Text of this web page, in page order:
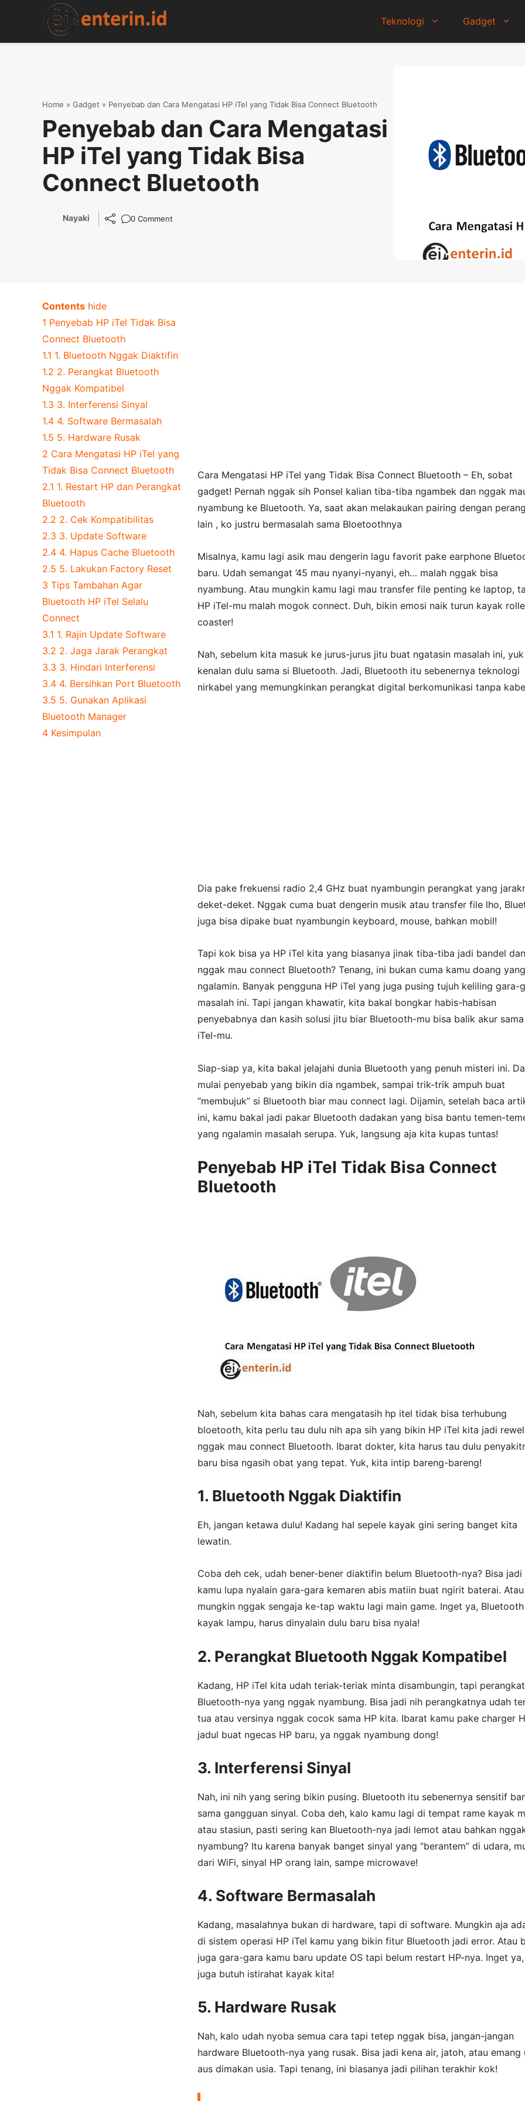
content
Teknologi Gadget
Home » Gadget » Penyebab dan Cara Mengatasi HP iTel yang Tidak Bisa Connect Bluetooth
Penyebab dan Cara Mengatasi
HP iTel yang Tidak Bisa
Connect Bluetooth
Nayaki 0 Comment
Cara Mengatasi HP iTel yang Tidak Bisa Connect Bluetooth – Eh, sobat
gadget! Pernah nggak sih Ponsel kalian tiba-tiba ngambek dan nggak
nyambung ke Bluetooth. Ya, saat akan melakaukan pairing dengan
lain , ko justru bermasalah sama Bloetoothnya
Misalnya, kamu lagi asik mau dengerin lagu favorit pake earphone
baru. Udah semangat ’45 mau nyanyi-nyanyi, eh… malah nggak bisa
nyambung. Atau mungkin kamu lagi mau transfer file penting ke laptop,
HP iTel-mu malah mogok connect. Duh, bikin emosi naik turun kayak
coaster!
Nah, sebelum kita masuk ke jurus-jurus jitu buat ngatasin masalah ini,
kenalan dulu sama si Bluetooth. Jadi, Bluetooth itu sebenernya teknologi
nirkabel yang memungkinkan perangkat digital berkomunikasi tanpa
Dia pake frekuensi radio 2,4 GHz buat nyambungin perangkat yang
deket-deket. Nggak cuma buat dengerin musik atau transfer file lho,
juga bisa dipake buat nyambungin keyboard, mouse, bahkan mobil!
Tapi kok bisa ya HP iTel kita yang biasanya jinak tiba-tiba jadi bandel dan
nggak mau connect Bluetooth? Tenang, ini bukan cuma kamu doang yang
ngalamin. Banyak pengguna HP iTel yang juga pusing tujuh keliling gara-
masalah ini. Tapi jangan khawatir, kita bakal bongkar habis-habisan
penyebabnya dan kasih solusi jitu biar Bluetooth-mu bisa balik akur
iTel-mu.
Siap-siap ya, kita bakal jelajahi dunia Bluetooth yang penuh misteri ini.
mulai penyebab yang bikin dia ngambek, sampai trik-trik ampuh buat
“membujuk” si Bluetooth biar mau connect lagi. Dijamin, setelah baca
ini, kamu bakal jadi pakar Bluetooth dadakan yang bisa bantu temen-
yang ngalamin masalah serupa. Yuk, langsung aja kita kupas tuntas!
Penyebab HP iTel Tidak Bisa Connect
Bluetooth
Nah, sebelum kita bahas cara mengatasih hp itel tidak bisa terhubung
bloetooth, kita perlu tau dulu nih apa sih yang bikin HP iTel kita jadi
nggak mau connect Bluetooth. Ibarat dokter, kita harus tau dulu
baru bisa ngasih obat yang tepat. Yuk, kita intip bareng-bareng!
1. Bluetooth Nggak Diaktifin
Eh, jangan ketawa dulu! Kadang hal sepele kayak gini sering banget kita
lewatin.
Coba deh cek, udah bener-bener diaktifin belum Bluetooth-nya? Bisa jadi
kamu lupa nyalain gara-gara kemaren abis matiin buat ngirit baterai. Atau
mungkin nggak sengaja ke-tap waktu lagi main game. Inget ya,
kayak lampu, harus dinyalain dulu baru bisa nyala!
2. Perangkat Bluetooth Nggak Kompatibel
Kadang, HP iTel kita udah teriak-teriak minta disambungin, tapi perangkat
Bluetooth-nya yang nggak nyambung. Bisa jadi nih perangkatnya udah
tua atau versinya nggak cocok sama HP kita. Ibarat kamu pake charger
jadul buat ngecas HP baru, ya nggak nyambung dong!
3. Interferensi Sinyal
Nah, ini nih yang sering bikin pusing. Bluetooth itu sebenernya sensitif
sama gangguan sinyal. Coba deh, kalo kamu lagi di tempat rame kayak
atau stasiun, pasti sering kan Bluetooth-nya jadi lemot atau bahkan
nyambung? Itu karena banyak banget sinyal yang “berantem” di udara,
dari WiFi, sinyal HP orang lain, sampe microwave!
4. Software Bermasalah
Kadang, masalahnya bukan di hardware, tapi di software. Mungkin aja
di sistem operasi HP iTel kamu yang bikin fitur Bluetooth jadi error. Atau
juga gara-gara kamu baru update OS tapi belum restart HP-nya. Inget
juga butuh istirahat kayak kita!
5. Hardware Rusak
Nah, kalo udah nyoba semua cara tapi tetep nggak bisa, jangan-jangan
hardware Bluetooth-nya yang rusak. Bisa jadi kena air, jatoh, atau emang
aus dimakan usia. Tapi tenang, ini biasanya jadi pilihan terakhir kok!
Contents hide
1 Penyebab HP iTel Tidak Bisa
Connect Bluetooth
1.1 1. Bluetooth Nggak Diaktifin
1.2 2. Perangkat Bluetooth
Nggak Kompatibel
1.3 3. Interferensi Sinyal
1.4 4. Software Bermasalah
1.5 5. Hardware Rusak
2 Cara Mengatasi HP iTel yang
Tidak Bisa Connect Bluetooth
2.1 1. Restart HP dan Perangkat
Bluetooth
2.2 2. Cek Kompatibilitas
2.3 3. Update Software
2.4 4. Hapus Cache Bluetooth
2.5 5. Lakukan Factory Reset
3 Tips Tambahan Agar
Bluetooth HP iTel Selalu
Connect
3.1 1. Rajin Update Software
3.2 2. Jaga Jarak Perangkat
3.3 3. Hindari Interferensi
3.4 4. Bersihkan Port Bluetooth
3.5 5. Gunakan Aplikasi
Bluetooth Manager
4 Kesimpulan